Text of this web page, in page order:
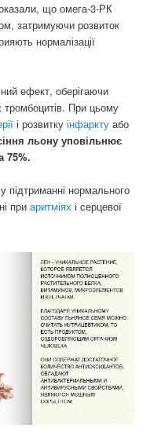
що омега-3-РК
затримуючи розвиток
нормалізації
ефект, оберігаючи
тромбоцитів. При цьому
і розвиткуінфаркту або
льону уповільнює
75%.
підтриманні нормального
приаритміях і серцевої